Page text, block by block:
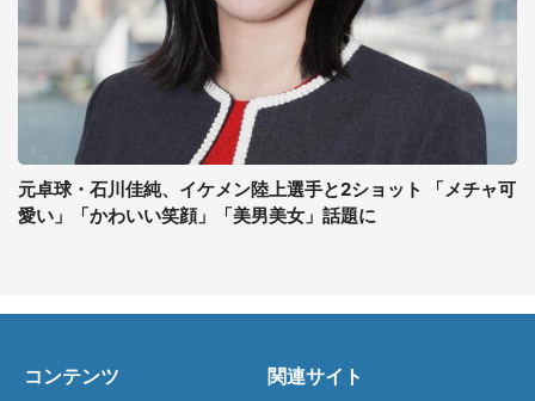
元卓球・石川佳純、イケメン陸上選手と2ショット 「メチャ可
愛い」「かわいい笑顔」「美男美女」話題に
コンテンツ 関連サイト